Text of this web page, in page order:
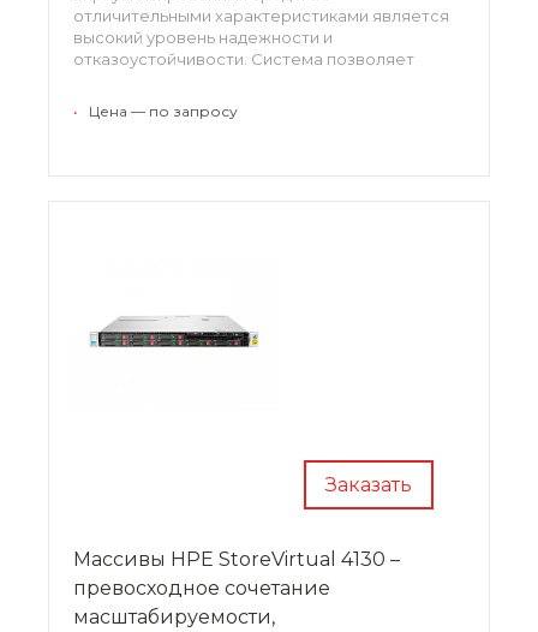
отличительными характеристиками является
высокий уровень надежности и
отказоустойчивости. Система позволяет
производительности.
• Цена — по запросу
Заказать
Массивы HPE StoreVirtual 4130 –
превосходное сочетание
масштабируемости,